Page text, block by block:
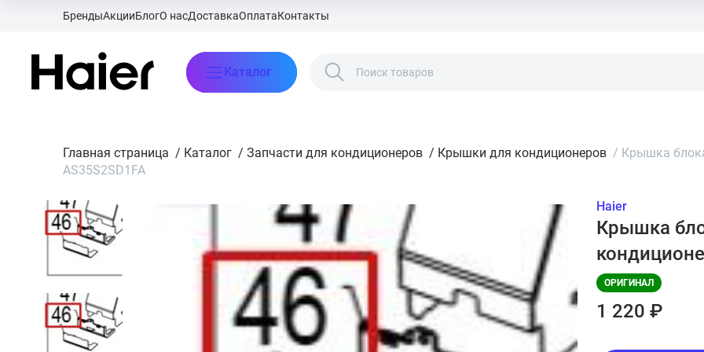
БрендыАкцииБлогО насДоставкаОплатаКонтакты
Каталог
Главная страница / Каталог / Запчасти для кондиционеров / Крышки для кондиционеров / Крышка
AS35S2SD1FA
Haier
Крышка
ОРИГИНАЛ
1 220 ₽